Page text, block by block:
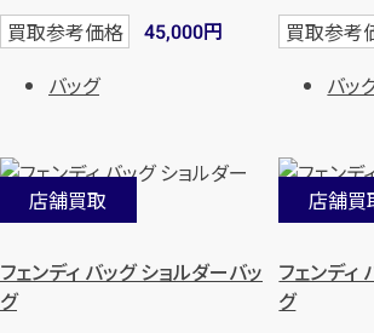
買取参考価格 45,000円
バッグ
買取参考
バッ
店舗買取
フェンディ バッグ ショルダーバッ
グ
店舗買
フェンディ
グ